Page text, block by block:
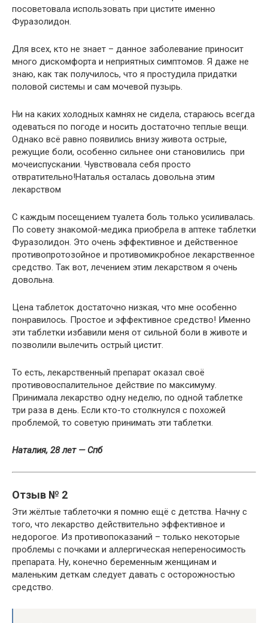
посоветовала использовать при цистите именно
Фуразолидон.
Для всех, кто не знает – данное заболевание приносит
много дискомфорта и неприятных симптомов. Я даже не
знаю, как так получилось, что я простудила придатки
половой системы и сам мочевой пузырь.
Ни на каких холодных камнях не сидела, стараюсь всегда
одеваться по погоде и носить достаточно теплые вещи.
Однако всё равно появились внизу живота острые,
режущие боли, особенно сильнее они становились при
мочеиспускании. Чувствовала себя просто
отвратительно!Наталья осталась довольна этим
лекарством
С каждым посещением туалета боль только усиливалась.
По совету знакомой-медика приобрела в аптеке таблетки
Фуразолидон. Это очень эффективное и действенное
противопротозойное и противомикробное лекарственное
средство. Так вот, лечением этим лекарством я очень
довольна.
Цена таблеток достаточно низкая, что мне особенно
понравилось. Простое и эффективное средство! Именно
эти таблетки избавили меня от сильной боли в животе и
позволили вылечить острый цистит.
То есть, лекарственный препарат оказал своё
противовоспалительное действие по максимуму.
Принимала лекарство одну неделю, по одной таблетке
три раза в день. Если кто-то столкнулся с похожей
проблемой, то советую принимать эти таблетки.
Наталия, 28 лет — Спб
Отзыв № 2
Эти жёлтые таблеточки я помню ещё с детства. Начну с
того, что лекарство действительно эффективное и
недорогое. Из противопоказаний – только некоторые
проблемы с почками и аллергическая непереносимость
препарата. Ну, конечно беременным женщинам и
маленьким деткам следует давать с осторожностью
средство.